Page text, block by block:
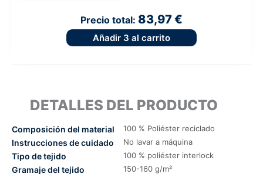
Precio total: 83,97 €
Añadir 3 al carrito
DETALLES DEL PRODUCTO
Composición del material 100 % Poliéster reciclado
Instrucciones de cuidado No lavar a máquina
Tipo de tejido 100 % poliéster interlock
Gramaje del tejido 150-160 g/m²